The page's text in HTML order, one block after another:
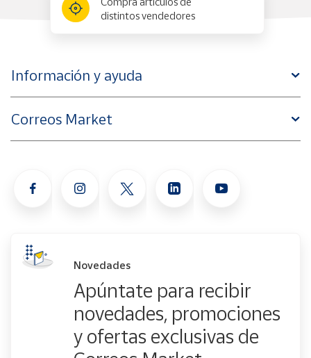
distintos vendedores
Información y ayuda
Correos Market
Novedades
Apúntate para recibir
novedades, promociones
y ofertas exclusivas de